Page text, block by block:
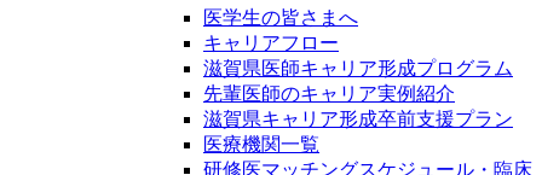
医学生の皆さまへ
キャリアフロー
滋賀県医師キャリア形成プログラム
先輩医師のキャリア実例紹介
滋賀県キャリア形成卒前支援プラン
医療機関一覧
研修医マッチングスケジュール・臨床